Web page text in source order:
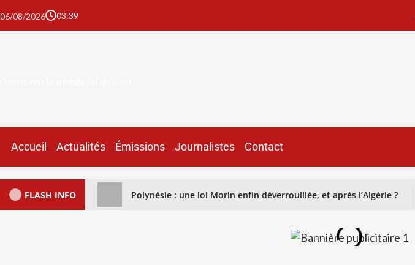
06/08/2026 03:39
Accueil Actualités Émissions Journalistes Contact
FLASH INFO Polynésie : une loi Morin enfin déverrouillée, et après l’Algérie ?